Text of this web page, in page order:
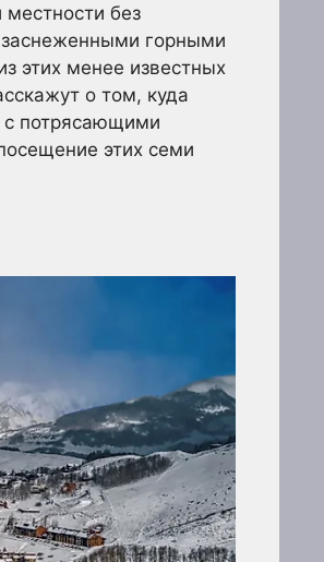
без
горными
этих менее известных
о том, куда
с потрясающими
этих семи